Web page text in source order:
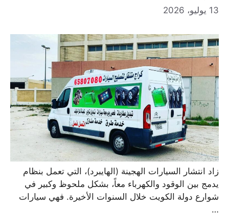
13 يوليو، 2026
زاد انتشار السيارات الهجينة (الهايبرد)، التي تعمل بنظام
يدمج بين الوقود والكهرباء معاً، بشكل ملحوظ وكبير في
شوارع دولة الكويت خلال السنوات الأخيرة. فهي سيارات
…